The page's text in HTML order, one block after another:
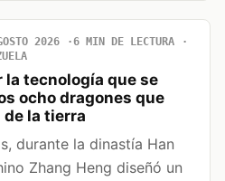
2026
6 MIN DE LECTURA
tecnología que se
ocho dragones que
la tierra
durante la dinastía Han
Zhang Heng diseñó un